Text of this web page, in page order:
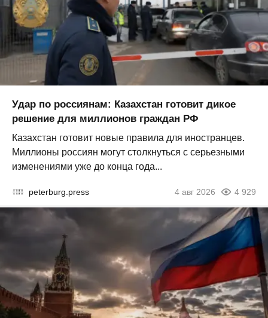
Удар по россиянам: Казахстан готовит дикое
решение для миллионов граждан РФ
Казахстан готовит новые правила для иностранцев.
Миллионы россиян могут столкнуться с серьезными
изменениями уже до конца года...
peterburg.press 4 авг 2026 4 929